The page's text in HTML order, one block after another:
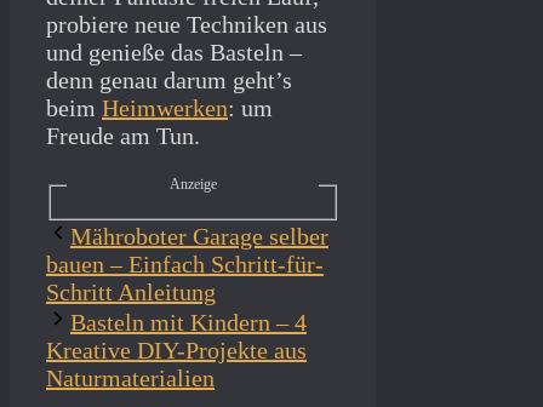
probiere neue Techniken aus
und genieße das Basteln –
denn genau darum geht’s
beim Heimwerken: um
Freude am Tun.
Anzeige
Mähroboter Garage selber
bauen – Einfach Schritt-für-
Schritt Anleitung
Basteln mit Kindern – 4
Kreative DIY-Projekte aus
Naturmaterialien